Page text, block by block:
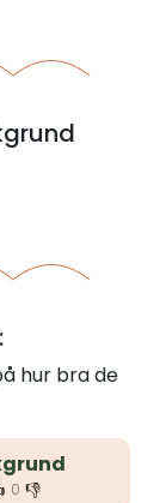
hur bra de
0 👎